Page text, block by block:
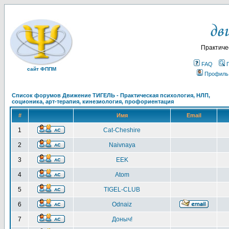
сайт ФППМ
FAQ
Профиль
Список форумов Движение ТИГЕЛЬ - Практическая психология, НЛП,
соционика, арт-терапия, кинезиология, профориентация
# Имя Email
1 Cat-Cheshire
2 Naivnaya
3 EEK
4 Atom
5 TIGEL-CLUB
6 Odnaiz
7 Доныч!